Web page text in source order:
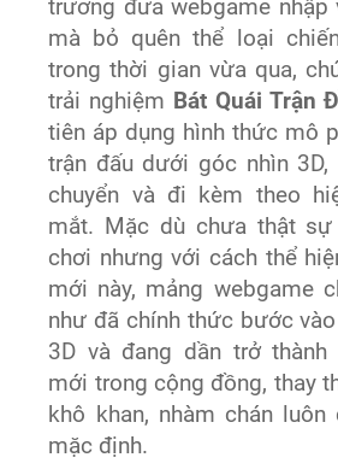
trương đưa webgame nhập
mà bỏ quên thể loại
trong thời gian vừa qua,
trải nghiệm Bát Quái Trận
tiên áp dụng hình thức mô
trận đấu dưới góc nhìn 3D,
chuyển và đi kèm theo
mắt. Mặc dù chưa thật
chơi nhưng với cách thể
mới này, mảng webgame
như đã chính thức bước
3D và đang dần trở
mới trong cộng đồng, thay
khô khan, nhàm chán
mặc định.